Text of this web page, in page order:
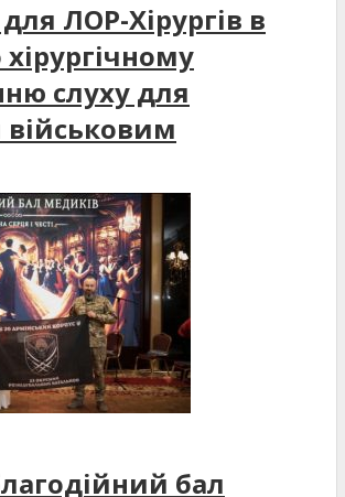
ЛОР-Хірургів в
хірургічному
слуху для
бал